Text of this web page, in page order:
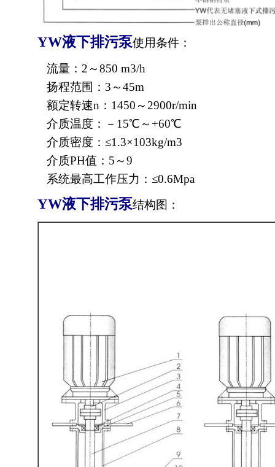
YW液下排污泵使用条件：
流量：2～850 m3/h
扬程范围：3～45m
额定转速n：1450～2900r/min
介质温度：－15℃～+60℃
介质密度：≤1.3×103kg/m3
介质PH值：5～9
系统最高工作压力：≤0.6Mpa
YW液下排污泵结构图：